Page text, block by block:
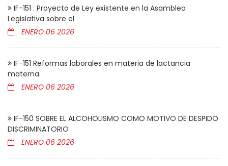
IF-151 : Proyecto de Ley existente en la Asamblea
Legislativa sobre el
ENERO 06 2026
IF-151 Reformas laborales en materia de lactancia
materna.
ENERO 06 2026
IF-150 SOBRE EL ALCOHOLISMO COMO MOTIVO DE DESPIDO
DISCRIMINATORIO
ENERO 06 2026